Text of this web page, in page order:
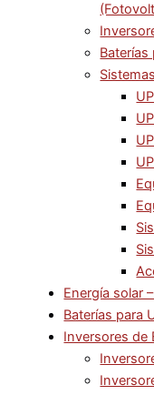
Baterías
Energía solar
Baterías para
Inversores de